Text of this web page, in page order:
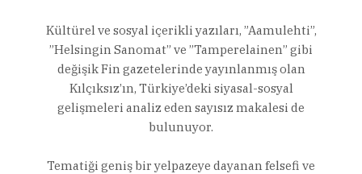
Kültürel ve sosyal içerikli yazıları, ”Aamulehti”,
”Helsingin Sanomat” ve ”Tamperelainen” gibi
değişik Fin gazetelerinde yayınlanmış olan
Kılçıksız’ın, Türkiye’deki siyasal-sosyal
gelişmeleri analiz eden sayısız makalesi de
bulunuyor.
Tematiği geniş bir yelpazeye dayanan felsefi ve